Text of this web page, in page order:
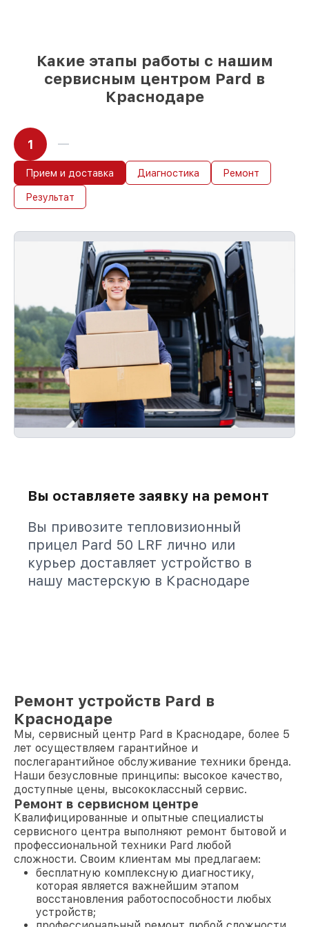
Какие этапы работы с нашим
сервисным центром Pard в
Краснодаре
1
Прием и доставка Диагностика Ремонт
Результат
Вы оставляете заявку на ремонт
Вы привозите тепловизионный
прицел Pard 50 LRF лично или
курьер доставляет устройство в
нашу мастерскую в Краснодаре
Ремонт устройств Pard в
Краснодаре
Мы, сервисный центр Pard в Краснодаре, более 5
лет осуществляем гарантийное и
послегарантийное обслуживание техники бренда.
Наши безусловные принципы: высокое качество,
доступные цены, высококлассный сервис.
Ремонт в сервисном центре
Квалифицированные и опытные специалисты
сервисного центра выполняют ремонт бытовой и
профессиональной техники Pard любой
сложности. Своим клиентам мы предлагаем:
бесплатную комплексную диагностику,
которая является важнейшим этапом
восстановления работоспособности любых
устройств;